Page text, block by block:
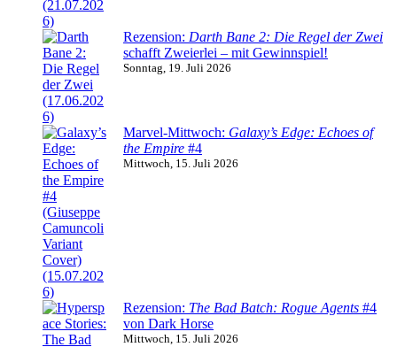
Rezension: Darth Bane 2: Die Regel der Zwei
schafft Zweierlei – mit Gewinnspiel!
Sonntag, 19. Juli 2026
Marvel-Mittwoch: Galaxy’s Edge: Echoes of
the Empire #4
Mittwoch, 15. Juli 2026
Rezension: The Bad Batch: Rogue Agents #4
von Dark Horse
Mittwoch, 15. Juli 2026